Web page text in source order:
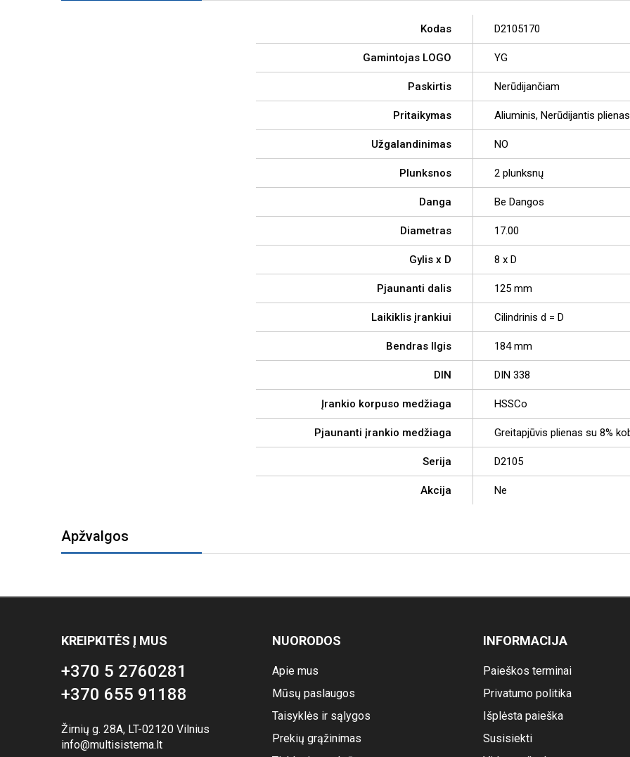
Kodas D2105170
Gamintojas LOGO YG
Paskirtis Nerūdijančiam
Pritaikymas Aliuminis, Nerūdijantis
Užgalandinimas NO
Plunksnos 2 plunksnų
Danga Be Dangos
Diametras 17.00
Gylis x D 8 x D
Pjaunanti dalis 125 mm
Laikiklis įrankiui Cilindrinis d = D
Bendras Ilgis 184 mm
DIN DIN 338
Įrankio korpuso medžiaga HSSCo
Pjaunanti įrankio medžiaga Greitapjūvis plienas su 8%
Serija D2105
Akcija Ne
Apžvalgos
KREIPKITĖS Į MUS
+370 5 2760281
+370 655 91188
Žirnių g. 28A, LT-02120 Vilnius
info@multisistema.lt
NUORODOS
Apie mus
Mūsų paslaugos
Taisyklės ir sąlygos
Prekių grąžinimas
INFORMACIJA
Paieškos terminai
Privatumo politika
Išplėsta paieška
Susisiekti